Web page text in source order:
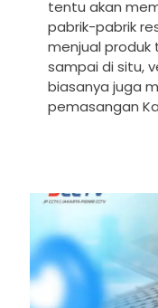
tentu akan
pabrik-pabrik
menjual produk
sampai di situ,
biasanya juga
pemasangan